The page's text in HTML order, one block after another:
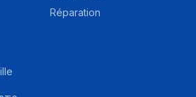
Réparation